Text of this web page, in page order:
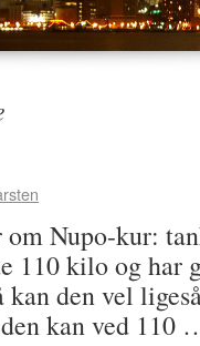
om Nupo-kur:
110 kilo og
kan den vel
kan ved